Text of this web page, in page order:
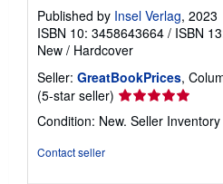
Published by Insel Verlag, 2023
ISBN 10: 3458643664 / ISBN
New / Hardcover
Seller: GreatBookPrices,
(5-star seller) Seller
rating
5
Condition: New. Seller
Contact seller